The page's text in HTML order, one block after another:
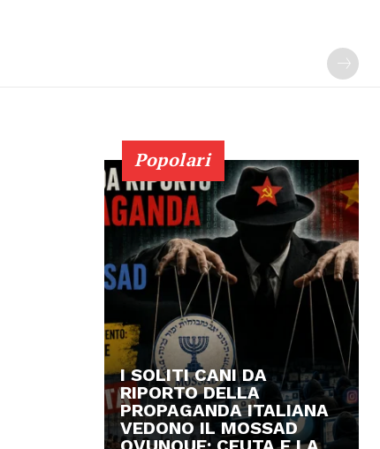
Popolari
I SOLITI CANI DA
RIPORTO DELLA
PROPAGANDA ITALIANA
VEDONO IL MOSSAD